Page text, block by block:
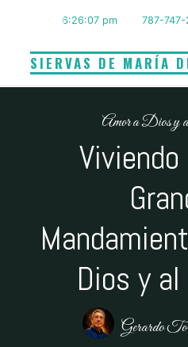
contenidoSIERVAS DE MARÍA
6:26:08 pm 787-
Amor a Dios y
Dios y
Gerardo